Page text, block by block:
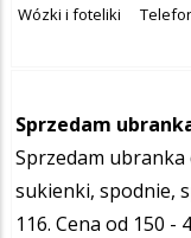
Wózki i foteliki
Sprzedam
Sprzedam
sukienki, spodnie,
116. Cena od 150 -